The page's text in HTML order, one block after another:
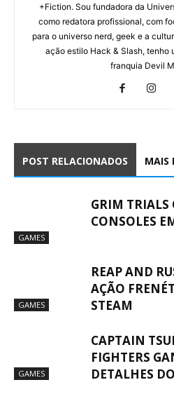
+Fiction. Sou fundadora da
como redatora profissional, com
para o universo nerd, geek e a
ação estilo Hack & Slash, tenho
franquia Devil
POST RELACIONADOS MAIS
GAMES
GRIM TRIALS
CONSOLES
GAMES
REAP AND
AÇÃO
STEAM
GAMES
CAPTAIN
FIGHTERS
DETALHES